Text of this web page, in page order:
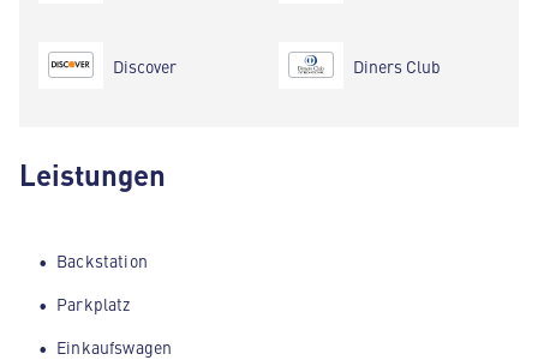
Discover Diners Club
Leistungen
Backstation
Parkplatz
Einkaufswagen